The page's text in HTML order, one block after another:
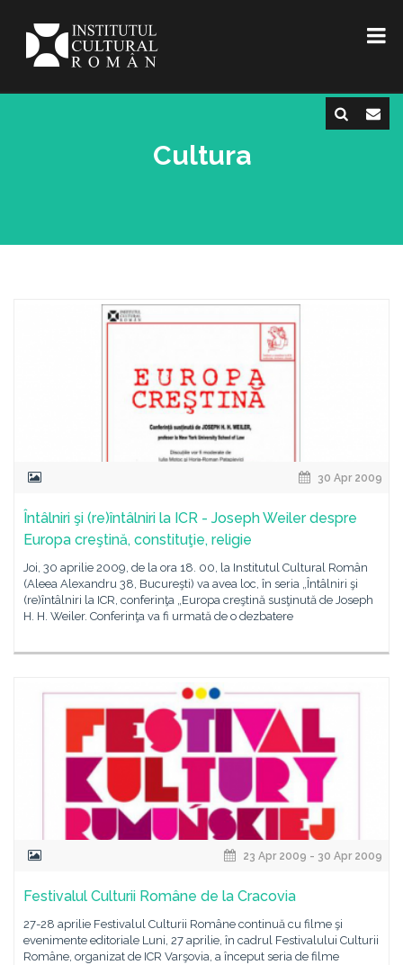
Cultura
30 Apr 2009
Întâlniri şi (re)întâlniri la ICR - Joseph Weiler despre
Europa creştină, constituţie, religie
Joi, 30 aprilie 2009, de la ora 18. 00, la Institutul Cultural Român
(Aleea Alexandru 38, Bucureşti) va avea loc, în seria „Întâlniri şi
(re)întâlniri la ICR, conferinţa „Europa creştină susţinută de Joseph
H. H. Weiler. Conferinţa va fi urmată de o dezbatere
23 Apr 2009 - 30 Apr 2009
Festivalul Culturii Române de la Cracovia
27-28 aprilie Festivalul Culturii Române continuă cu filme şi
evenimente editoriale Luni, 27 aprilie, în cadrul Festivalului Culturii
Române, organizat de ICR Varşovia, a început seria de filme